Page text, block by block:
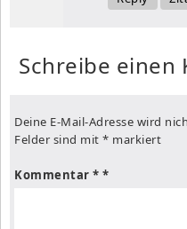
Schreibe einen
Deine E-Mail-Adresse wird
Felder sind mit * markiert
Kommentar *